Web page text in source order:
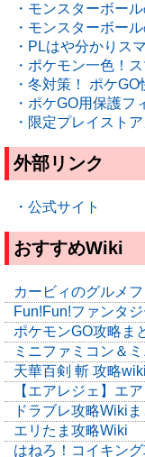
・モンスターボー
・モンスターボー
・PLはや分かりス
・ポケモン一色！
・冬対策！ ポケ
・ポケGO用保護フ
・限定プレイスト
外部リンク
・公式サイト
おすすめWiki
カービィのグルメ
Fun!Fun!ファンタ
ポケモンGO攻略ま
ミニファミコン＆
天華百剣 斬 攻略
【エアレジェ】エ
ドラブレ攻略Wiki
エリたま攻略Wiki
はねろ！コイキン